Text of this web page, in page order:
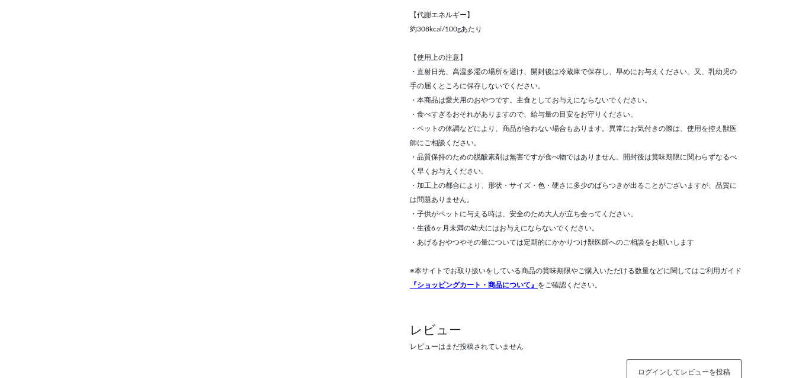
【代謝エネルギー】
約308kcal/100gあたり
【使用上の注意】
・直射日光、高温多湿の場所を避け、開封後は冷蔵庫で保存し、早めにお与えください。又、乳幼児の
手の届くところに保存しないでください。
・本商品は愛犬用のおやつです。主食としてお与えにならないでください。
・食べすぎるおそれがありますので、給与量の目安をお守りください。
・ペットの体調などにより、商品が合わない場合もあります。異常にお気付きの際は、使用を控え獣医
師にご相談ください。
・品質保持のための脱酸素剤は無害ですが食べ物ではありません。開封後は賞味期限に関わらずなるべ
く早くお与えください。
・加工上の都合により、形状・サイズ・色・硬さに多少のばらつきが出ることがございますが、品質に
は問題ありません。
・子供がペットに与える時は、安全のため大人が立ち会ってください。
・生後6ヶ月未満の幼犬にはお与えにならないでください。
・あげるおやつやその量については定期的にかかりつけ獣医師へのご相談をお願いします
※本サイトでお取り扱いをしている商品の賞味期限やご購入いただける数量などに関してはご利用ガイド
『ショッピングカート・商品について』 をご確認ください。
レビュー
レビューはまだ投稿されていません
ログインしてレビューを投稿